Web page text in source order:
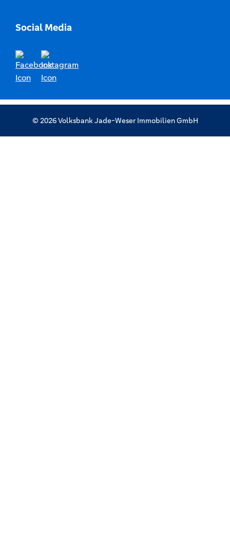
Social Media
© 2026 Volksbank Jade-Weser Immobilien GmbH